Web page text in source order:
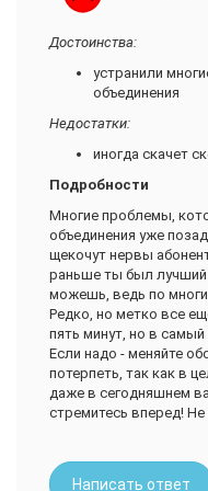
акции подключиться
насладиться
прозвучала фраза: «Я
менеджера рядом нет.
оформить на другого
мне больше нечего,
сюда оформлять-
козе баян, она и так
открестилась.
Не тут-то было! Через
сотовый (я на даче
так, я счастье свое
(Домолинк, типа,
На мою фразу, что от
перегреваться, он
такого быть не
будто я тупая курица-
провести в
Достоинства:
устранили
объединения
Недостатки:
иногда скачет
Подробности
Многие проблемы,
объединения уже
щекочут нервы
раньше ты был лучший
можешь, ведь по
Редко, но метко все
пять минут, но в
Если надо - меняйте
потерпеть, так как в
даже в сегодняшнем
стремитесь вперед! Не
Написать ответ